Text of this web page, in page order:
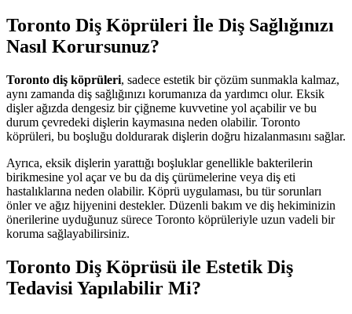
Toronto Diş Köprüleri İle Diş Sağlığınızı
Nasıl Korursunuz?
Toronto diş köprüleri, sadece estetik bir çözüm sunmakla kalmaz,
aynı zamanda diş sağlığınızı korumanıza da yardımcı olur. Eksik
dişler ağızda dengesiz bir çiğneme kuvvetine yol açabilir ve bu
durum çevredeki dişlerin kaymasına neden olabilir. Toronto
köprüleri, bu boşluğu doldurarak dişlerin doğru hizalanmasını sağlar.
Ayrıca, eksik dişlerin yarattığı boşluklar genellikle bakterilerin
birikmesine yol açar ve bu da diş çürümelerine veya diş eti
hastalıklarına neden olabilir. Köprü uygulaması, bu tür sorunları
önler ve ağız hijyenini destekler. Düzenli bakım ve diş hekiminizin
önerilerine uyduğunuz sürece Toronto köprüleriyle uzun vadeli bir
koruma sağlayabilirsiniz.
Toronto Diş Köprüsü ile Estetik Diş
Tedavisi Yapılabilir Mi?